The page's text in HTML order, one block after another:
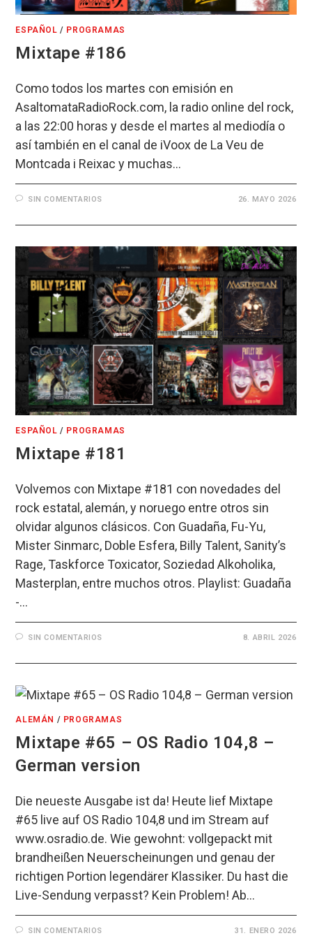
ESPAÑOL / PROGRAMAS
Mixtape #186
Como todos los martes con emisión en
AsaltomataRadioRock.com, la radio online del rock,
a las 22:00 horas y desde el martes al mediodía o
así también en el canal de iVoox de La Veu de
Montcada i Reixac y muchas…
SIN COMENTARIOS 26. MAYO 2026
ESPAÑOL / PROGRAMAS
Mixtape #181
Volvemos con Mixtape #181 con novedades del
rock estatal, alemán, y noruego entre otros sin
olvidar algunos clásicos. Con Guadaña, Fu-Yu,
Mister Sinmarc, Doble Esfera, Billy Talent, Sanity’s
Rage, Taskforce Toxicator, Soziedad Alkoholika,
Masterplan, entre muchos otros. Playlist: Guadaña
-…
SIN COMENTARIOS 8. ABRIL 2026
ALEMÁN / PROGRAMAS
Mixtape #65 – OS Radio 104,8 –
German version
Die neueste Ausgabe ist da! Heute lief Mixtape
#65 live auf OS Radio 104,8 und im Stream auf
www.osradio.de. Wie gewohnt: vollgepackt mit
brandheißen Neuerscheinungen und genau der
richtigen Portion legendärer Klassiker. Du hast die
Live-Sendung verpasst? Kein Problem! Ab…
SIN COMENTARIOS 31. ENERO 2026